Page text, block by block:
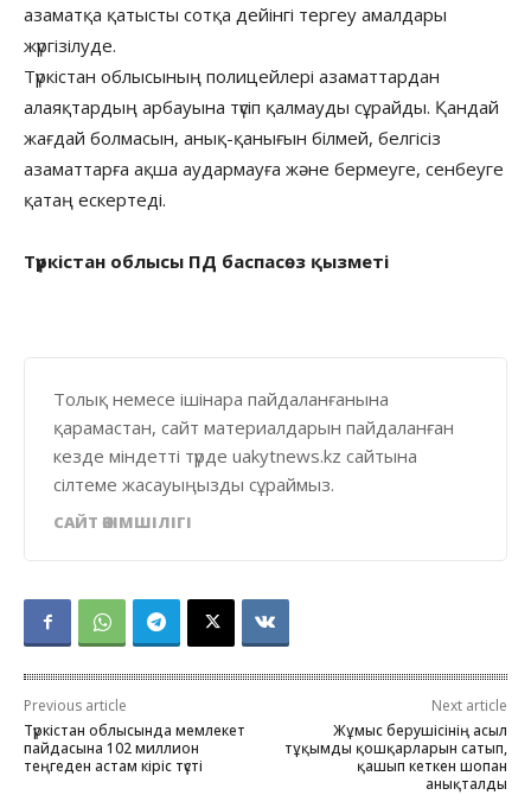
азаматқа қатысты сотқа дейінгі тергеу амалдары
жүргізілуде.
Түркістан облысының полицейлері азаматтардан
алаяқтардың арбауына түсіп қалмауды сұрайды. Қандай
жағдай болмасын, анық-қанығын білмей, белгісіз
азаматтарға ақша аудармауға және бермеуге, сенбеуге
қатаң ескертеді.
Түркістан облысы ПД баспасөз қызметі
Толық немесе ішінара пайдаланғанына
қарамастан, сайт материалдарын пайдаланған
кезде міндетті түрде uakytnews.kz сайтына
сілтеме жасауыңызды сұраймыз.
САЙТ ӘКІМШІЛІГІ
Previous article
Түркістан облысында мемлекет
пайдасына 102 миллион
теңгеден астам кіріс түсті
Next article
Жұмыс берушісінің асыл
тұқымды қошқарларын сатып,
қашып кеткен шопан
анықталды